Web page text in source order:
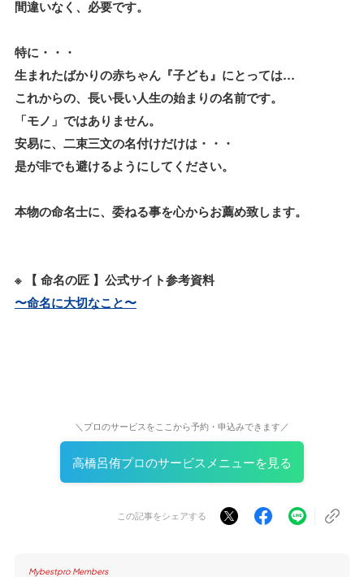
間違いなく、必要です。
特に・・・
生まれたばかりの赤ちゃん『子ども』にとっては…
これからの、長い長い人生の始まりの名前です。
「モノ」ではありません。
安易に、二束三文の名付けだけは・・・
是が非でも避けるようにしてください。
本物の命名士に、委ねる事を心からお薦め致します。
※ 【 命名の匠 】公式サイト参考資料
〜命名に大切なこと〜
＼プロのサービスをここから予約・申込みできます／
高橋呂侑プロのサービスメニューを見る
この記事をシェアする
Mybestpro Members